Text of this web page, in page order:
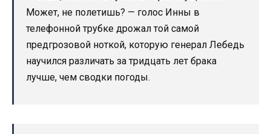
Может, не полетишь? — голос Инны в
телефонной трубке дрожал той самой
предгрозовой ноткой, которую генерал Лебедь
научился различать за тридцать лет брака
лучше, чем сводки погоды.